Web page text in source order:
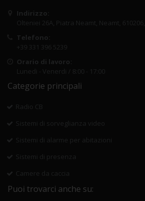
Indirizzo:
Olteniei 26A, Piatra Neamt, Neamt,
Telefono:
+39 331 396 5239
Orario di lavoro:
Lunedi - Venerdi / 8:00 - 17:00
Categorie principali
Radio CB
Sistemi di sorveglianza video
Sistemi di alarme per abitazioni
Sistemi di presenza
Camere da caccia
Puoi trovarci anche su: